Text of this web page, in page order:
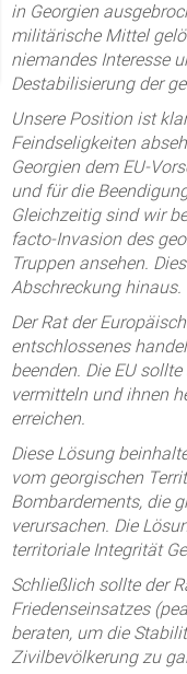
in Georgien
militärische Mittel
niemandes Interesse
Destabilisierung der
Unsere Position ist
Feindseligkeiten
Georgien dem EU-
und für die
Gleichzeitig sind wir
facto-Invasion des
Truppen ansehen.
Abschreckung hinaus.
Der Rat der
entschlossenes
beenden. Die EU
vermitteln und ihnen
erreichen.
Diese Lösung
vom georgischen
Bombardements, die
verursachen. Die
territoriale Integrität
Schließlich sollte der
Friedenseinsatzes
beraten, um die
Zivilbevölkerung zu